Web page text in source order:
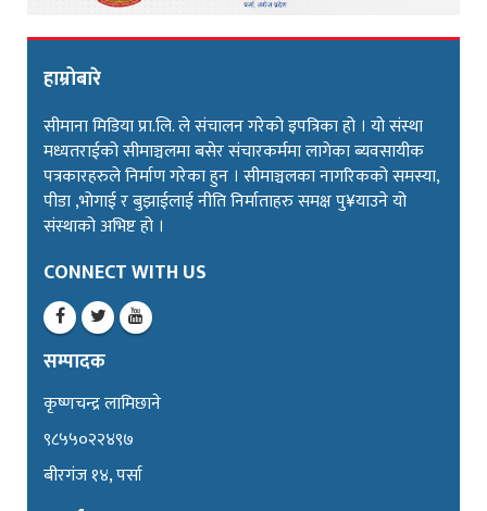
हाम्रोबारे
सीमाना मिडिया प्रा.लि. ले संचालन गरेको इपत्रिका हो । यो संस्था
मध्यतराईको सीमाञ्चलमा बसेर संचारकर्ममा लागेका ब्यवसायीक
पत्रकारहरुले निर्माण गरेका हुन । सीमाञ्चलका नागरिकको समस्या,
पीडा ,भोगाई र बुझाईलाई नीति निर्माताहरु समक्ष पु¥याउने यो
संस्थाको अभिष्ट हो ।
CONNECT WITH US
सम्पादक
कृष्णचन्द्र लामिछाने
९८५५०२२४९७
बीरगंज १४, पर्सा